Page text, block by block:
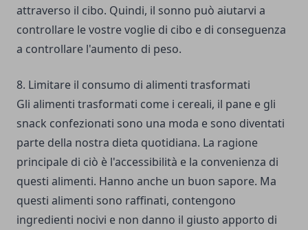
attraverso il cibo. Quindi, il sonno può aiutarvi a
controllare le vostre voglie di cibo e di conseguenza
a controllare l'aumento di peso.
8. Limitare il consumo di alimenti trasformati
Gli alimenti trasformati come i cereali, il pane e gli
snack confezionati sono una moda e sono diventati
parte della nostra dieta quotidiana. La ragione
principale di ciò è l'accessibilità e la convenienza di
questi alimenti. Hanno anche un buon sapore. Ma
questi alimenti sono raffinati, contengono
ingredienti nocivi e non danno il giusto apporto di